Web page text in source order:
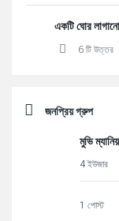
একটি ঘোর
6 টি উত্তর
জনপ্রিয় গ্রুপ
মুভি
4 ইউজার
1 পোস্ট